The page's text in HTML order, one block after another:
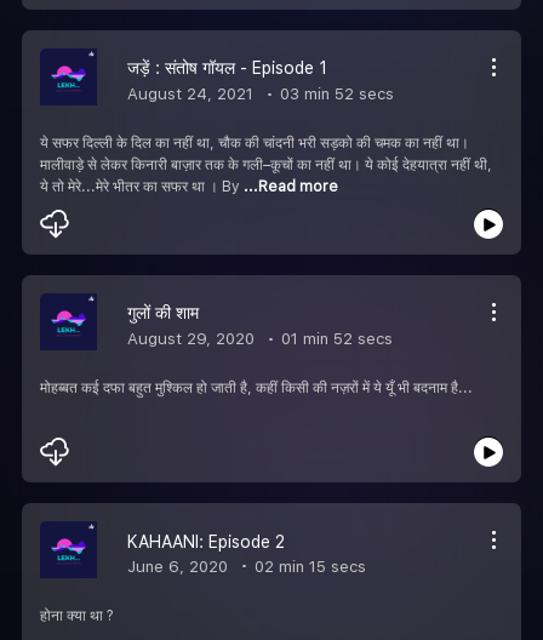
जड़ें : संतोष गॉयल - Episode 1
August 24, 2021 03 min 52 secs
ये सफर दिल्ली के दिल का नहीं था, चौक की चांदनी भरी सड़को की चमक का नहीं था।
मालीवाड़े से लेकर किनारी बाज़ार तक के गली–कूचों का नहीं था। ये कोई देहयात्रा नहीं थी,
ये तो मेरे...मेरे भीतर का सफर था । By ...Read more
गुलों की शाम
August 29, 2020 01 min 52 secs
मोहब्बत कई दफा बहुत मुश्किल हो जाती है, कहीं किसी की नज़रों में ये यूँ भी बदनाम है...
KAHAANI: Episode 2
June 6, 2020 02 min 15 secs
होना क्या था ?